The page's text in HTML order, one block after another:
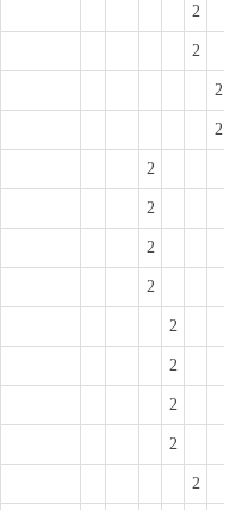
2
2
2
2
2
2
2
2
2
2
2
2
2